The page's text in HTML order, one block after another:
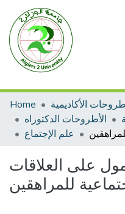
Home
الأطروحات الدكتوراه
علم الإجتماع
على العلاقات
للمراهقين